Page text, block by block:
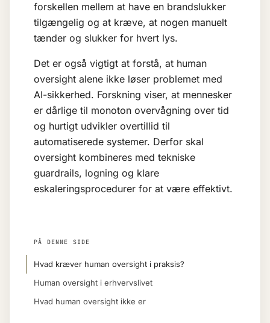
forskellen mellem at have en brandslukker
tilgængelig og at kræve, at nogen manuelt
tænder og slukker for hvert lys.
Det er også vigtigt at forstå, at human
oversight alene ikke løser problemet med
AI-sikkerhed. Forskning viser, at mennesker
er dårlige til monoton overvågning over tid
og hurtigt udvikler overtillid til
automatiserede systemer. Derfor skal
oversight kombineres med tekniske
guardrails, logning og klare
eskaleringsprocedurer for at være effektivt.
PÅ DENNE SIDE
Hvad kræver human oversight i praksis?
Human oversight i erhvervslivet
Hvad human oversight ikke er